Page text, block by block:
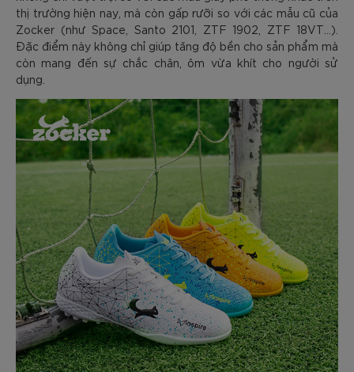
thị trường hiện nay, mà còn gấp rưỡi so với các mẫu cũ của
Zocker (như Space, Santo 2101, ZTF 1902, ZTF 18VT…).
Đặc điểm này không chỉ giúp tăng độ bền cho sản phẩm mà
còn mang đến sự chắc chân, ôm vừa khít cho người sử
dụng.